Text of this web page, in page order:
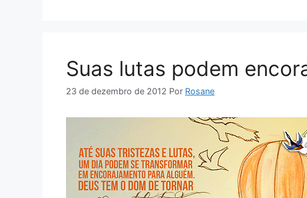
Suas lutas podem
23 de dezembro de 2012 Por Rosane